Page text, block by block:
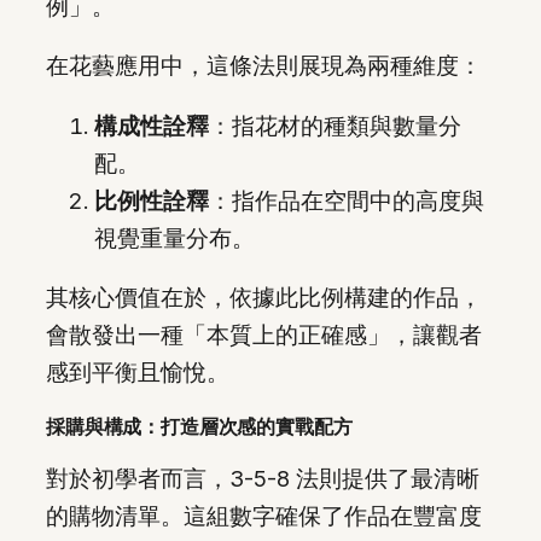
例」。
在花藝應用中，這條法則展現為兩種維度：
構成性詮釋 ：指花材的種類與數量分
配。
比例性詮釋 ：指作品在空間中的高度與
視覺重量分布。
其核心價值在於，依據此比例構建的作品，
會散發出一種「本質上的正確感」，讓觀者
感到平衡且愉悅。
採購與構成：打造層次感的實戰配方
對於初學者而言，3-5-8 法則提供了最清晰
的購物清單。這組數字確保了作品在豐富度